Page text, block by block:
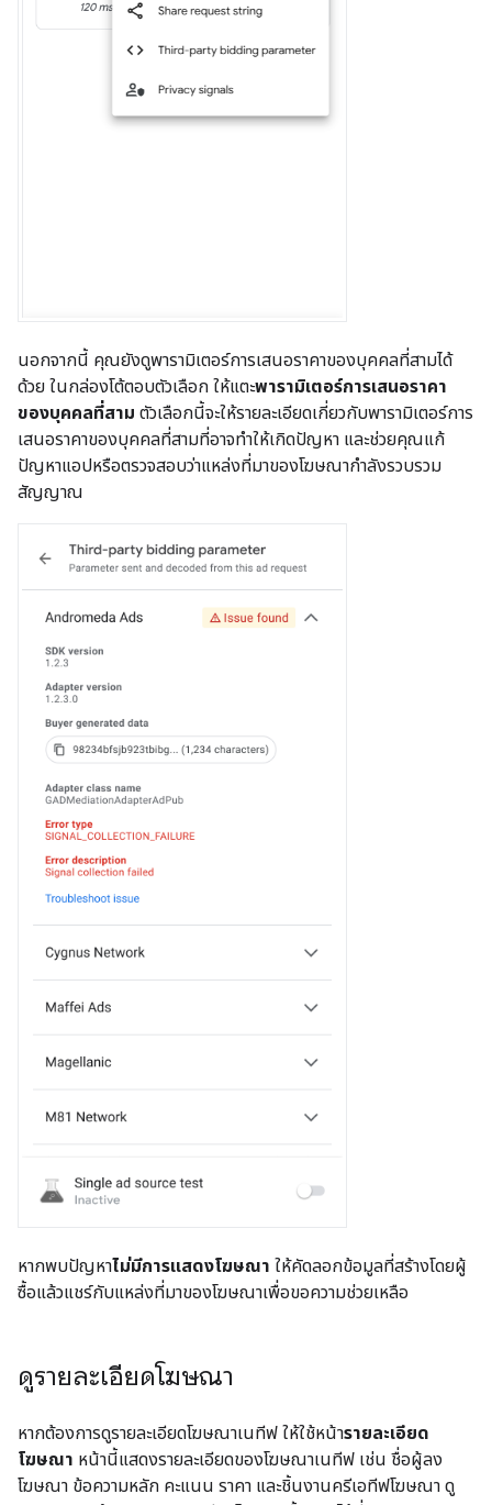
นอกจากนี้ คุณยังดูพารามิเตอร์การเสนอราคาของบุคคลที่สามได้
ด้วย ในกล่องโต้ตอบตัวเลือก ให้แตะพารามิเตอร์การเสนอราคา
ของบุคคลที่สาม ตัวเลือกนี้จะให้รายละเอียดเกี่ยวกับพารามิเตอร์การ
เสนอราคาของบุคคลที่สามที่อาจทำให้เกิดปัญหา และช่วยคุณแก้
ปัญหาแอปหรือตรวจสอบว่าแหล่งที่มาของโฆษณากำลังรวบรวม
สัญญาณ
หากพบปัญหาไม่มีการแสดงโฆษณา ให้คัดลอกข้อมูลที่สร้างโดยผู้
ซื้อแล้วแชร์กับแหล่งที่มาของโฆษณาเพื่อขอความช่วยเหลือ
ดูรายละเอียดโฆษณา
หากต้องการดูรายละเอียดโฆษณาเนทีฟ ให้ใช้หน้ารายละเอียด
โฆษณา หน้านี้แสดงรายละเอียดของโฆษณาเนทีฟ เช่น ชื่อผู้ลง
โฆษณา ข้อความหลัก คะแนน ราคา และชิ้นงานครีเอทีฟโฆษณา ดู